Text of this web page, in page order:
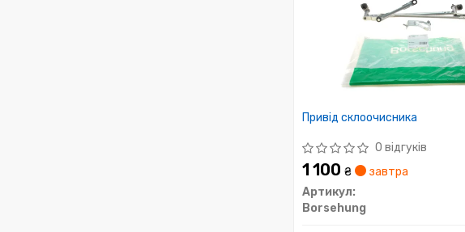
Привід склоочисника
0 відгуків
1 100 ₴
завтра
Артикул:
Borsehung